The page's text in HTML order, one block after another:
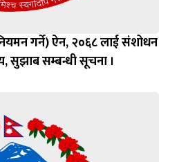
गर्ने) ऐन, २०६८ लाई संशोधन
सुझाब सम्बन्धी सूचना ।